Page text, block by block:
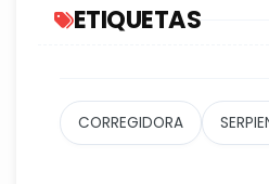
ETIQUETAS
CORREGIDORA